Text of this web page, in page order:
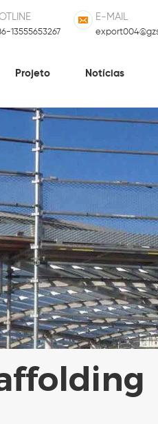
13555653267
E-MAIL
Projeto Notícias